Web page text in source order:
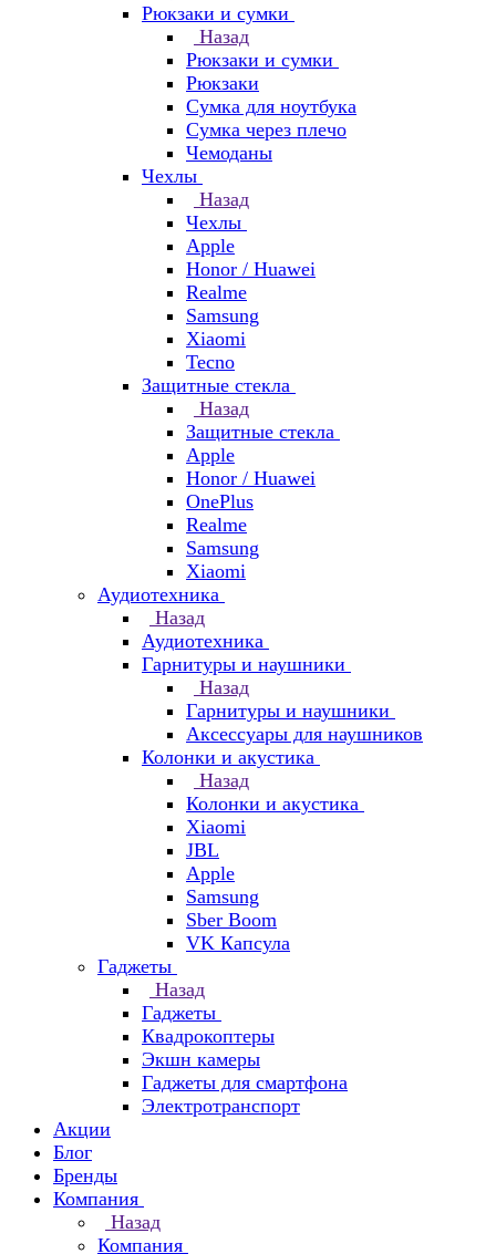
Рюкзаки и сумки
Назад
Рюкзаки и сумки
Рюкзаки
Сумка для ноутбука
Сумка через плечо
Чемоданы
Чехлы
Назад
Чехлы
Apple
Honor / Huawei
Realme
Samsung
Xiaomi
Tecno
Защитные стекла
Назад
Защитные стекла
Apple
Honor / Huawei
OnePlus
Realme
Samsung
Xiaomi
Аудиотехника
Назад
Аудиотехника
Гарнитуры и наушники
Назад
Гарнитуры и наушники
Аксессуары для наушников
Колонки и акустика
Назад
Колонки и акустика
Xiaomi
JBL
Apple
Samsung
Sber Boom
VK Капсула
Гаджеты
Назад
Гаджеты
Квадрокоптеры
Экшн камеры
Гаджеты для смартфона
Электротранспорт
Акции
Блог
Бренды
Компания
Назад
Компания